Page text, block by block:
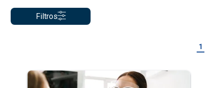
Filtros
1